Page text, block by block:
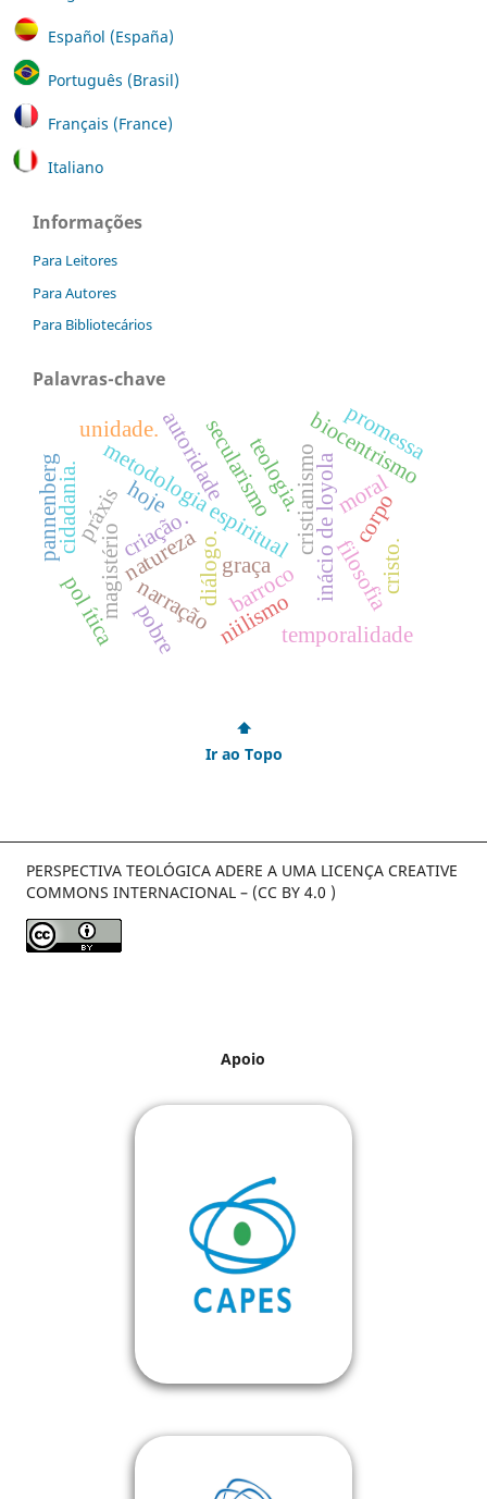
Español (España)
Português (Brasil)
Français (France)
Italiano
Informações
Para Leitores
Para Autores
Para Bibliotecários
Palavras-chave
cristianismo
graça
diálogo. inácio de loyola
narração
metodologia espiritual
barroco
natureza filosofia
magistério
teologia.
niilismo
secularismo biocentrismo
criação.
moral
autoridade
corpo
pol ítica temporalidade
cristo.
práxis
pobre
unidade.
cidadania.
pannenberg hoje
promessa
⬆
Ir ao Topo
PERSPECTIVA TEOLÓGICA ADERE A UMA LICENÇA CREATIVE
COMMONS INTERNACIONAL – (CC BY 4.0 )
Apoio